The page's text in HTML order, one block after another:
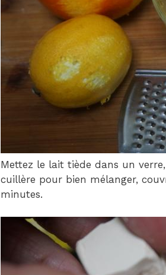
Mettez le lait tiède dans un
cuillère pour bien mélanger,
minutes.